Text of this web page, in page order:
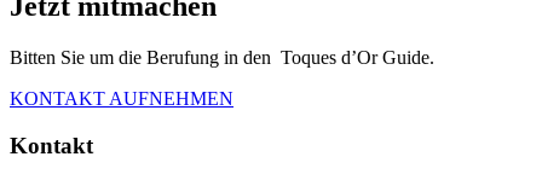
Bitten Sie um die Berufung in den Toques d’Or Guide.
KONTAKT AUFNEHMEN
Kontakt